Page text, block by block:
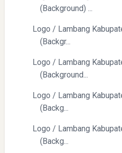
Yaqut Cholil Qoumas: Inspirasi
Ketaatan
Directurat Jenderal Pajak:
Kepatuhan Pajak
(Background) ...
Logo / Lambang
(Backgr...
Logo / Lambang
(Background...
Logo / Lambang
(Backg...
Logo / Lambang
(Backg...